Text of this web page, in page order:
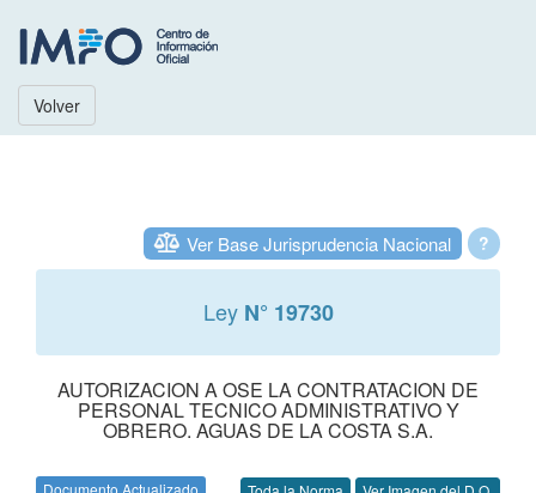
Volver
?
Ver Base Jurisprudencia Nacional
Ley N° 19730
AUTORIZACION A OSE LA CONTRATACION DE
PERSONAL TECNICO ADMINISTRATIVO Y
OBRERO. AGUAS DE LA COSTA S.A.
Documento Actualizado